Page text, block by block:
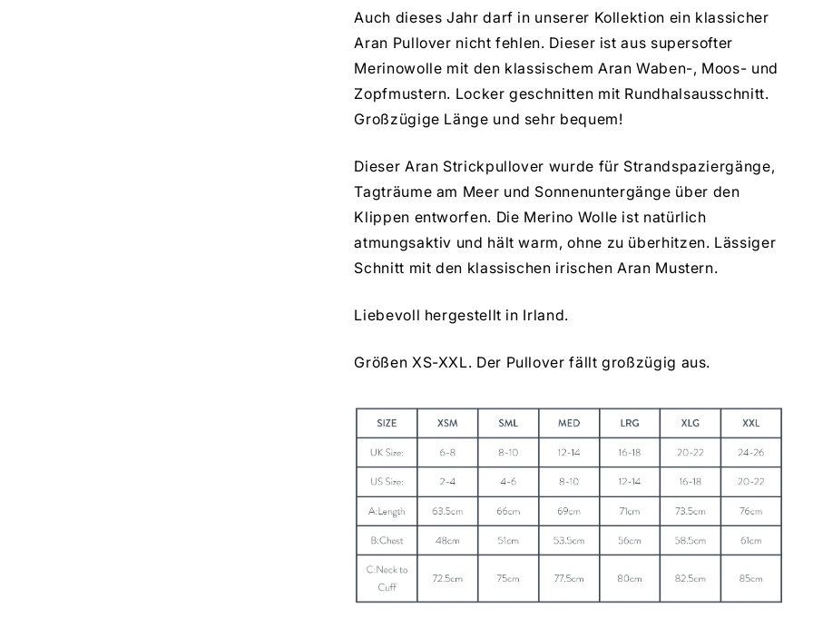
Auch dieses Jahr darf in unserer Kollektion ein klassicher
Aran Pullover nicht fehlen. Dieser ist aus supersofter
Merinowolle mit den klassischem Aran Waben-, Moos- und
Zopfmustern. Locker geschnitten mit Rundhalsausschnitt.
Großzügige Länge und sehr bequem!
Dieser Aran Strickpullover wurde für Strandspaziergänge,
Tagträume am Meer und Sonnenuntergänge über den
Klippen entworfen. Die Merino Wolle ist natürlich
atmungsaktiv und hält warm, ohne zu überhitzen. Lässiger
Schnitt mit den klassischen irischen Aran Mustern.
Liebevoll hergestellt in Irland.
Größen XS-XXL. Der Pullover fällt großzügig aus.